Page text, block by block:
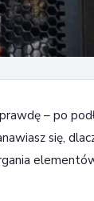
– po
się,